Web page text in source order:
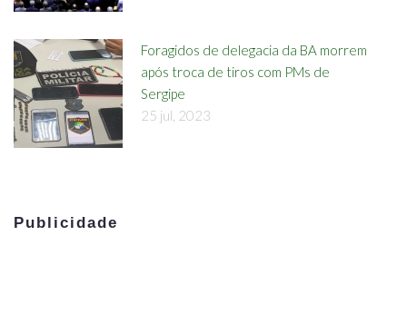
Foragidos de delegacia da BA morrem
após troca de tiros com PMs de
Sergipe
25 jul, 2023
Publicidade